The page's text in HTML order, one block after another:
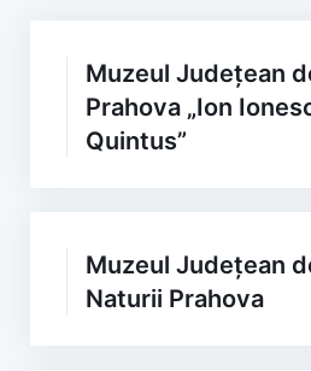
Muzeul Județean
Prahova „Ion
Quintus”
Muzeul Județean
Naturii Prahova